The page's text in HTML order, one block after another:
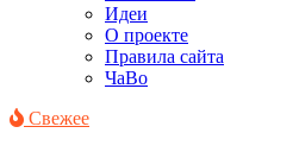
Идеи
О проекте
Правила сайта
ЧаВо
Свежее